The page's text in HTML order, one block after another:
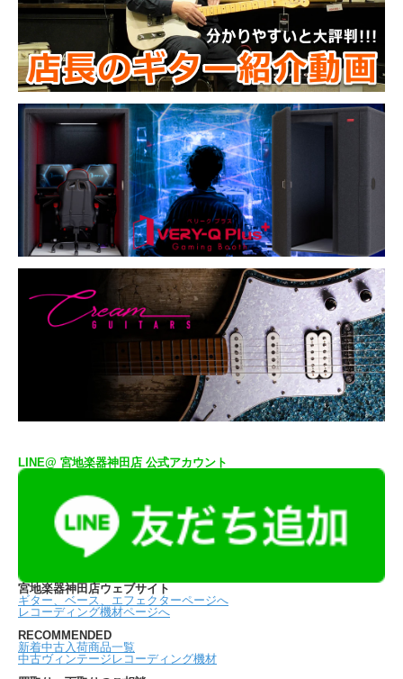
LINE@ 宮地楽器神田店 公式アカウント
宮地楽器神田店ウェブサイト
ギター、ベース、エフェクターページへ
レコーディング機材ページへ
RECOMMENDED
新着中古入荷商品一覧
中古ヴィンテージレコーディング機材